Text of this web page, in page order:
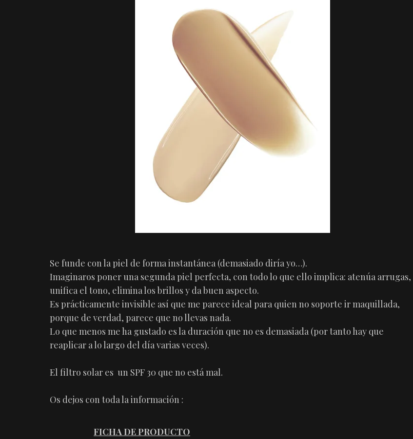
Se funde con la piel de forma instantánea (demasiado diría yo…).
Imaginaros poner una segunda piel perfecta, con todo lo que ello implica: atenúa arrugas,
unifica el tono, elimina los brillos y da buen aspecto.
Es prácticamente invisible así que me parece ideal para quien no soporte ir maquillada,
porque de verdad, parece que no llevas nada.
Lo que menos me ha gustado es la duración que no es demasiada (por tanto hay que
reaplicar a lo largo del día varias veces).
El filtro solar es un SPF 30 que no está mal.
Os dejos con toda la información :
FICHA DE PRODUCTO